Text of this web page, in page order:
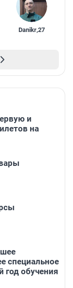
Danikr,27
и
на
специальное
год обучения